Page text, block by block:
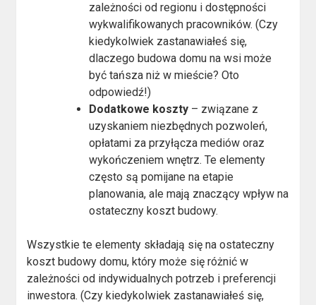
zależności od regionu i dostępności
wykwalifikowanych pracowników. (Czy
kiedykolwiek zastanawiałeś się,
dlaczego budowa domu na wsi może
być tańsza niż w mieście? Oto
odpowiedź!)
Dodatkowe koszty – związane z
uzyskaniem niezbędnych pozwoleń,
opłatami za przyłącza mediów oraz
wykończeniem wnętrz. Te elementy
często są pomijane na etapie
planowania, ale mają znaczący wpływ na
ostateczny koszt budowy.
Wszystkie te elementy składają się na ostateczny
koszt budowy domu, który może się różnić w
zależności od indywidualnych potrzeb i preferencji
inwestora. (Czy kiedykolwiek zastanawiałeś się,